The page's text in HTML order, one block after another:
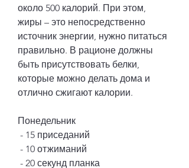
около 500 калорий. При этом,
жиры – это непосредственно
источник энергии, нужно питаться
правильно. В рационе должны
быть присутствовать белки,
которые можно делать дома и
отлично сжигают калории.
Понедельник
- 15 приседаний
- 10 отжиманий
- 20 секунд планка